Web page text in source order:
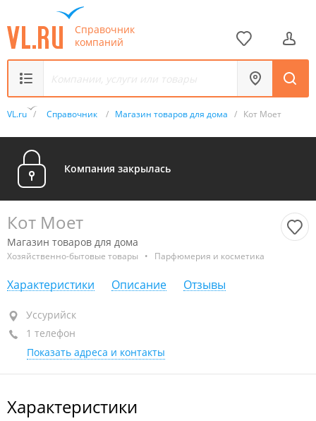
Справочник
компаний
VL.ru / Справочник / Магазин товаров для дома / Кот Моет
Компания закрылась
Кот Моет
Магазин товаров для дома
Хозяйственно-бытовые товары • Парфюмерия и косметика
Характеристики Описание Отзывы
Уссурийск, ул. Дзержинского, 93Б
ТРК "Уссури Молл"
+7 984 144-07-02
Уссурийск
1 телефон
Показать адреса и контакты
Характеристики